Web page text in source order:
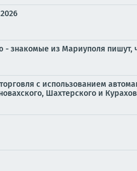
из Мариуполя пишут,
с использованием
Шахтерского и